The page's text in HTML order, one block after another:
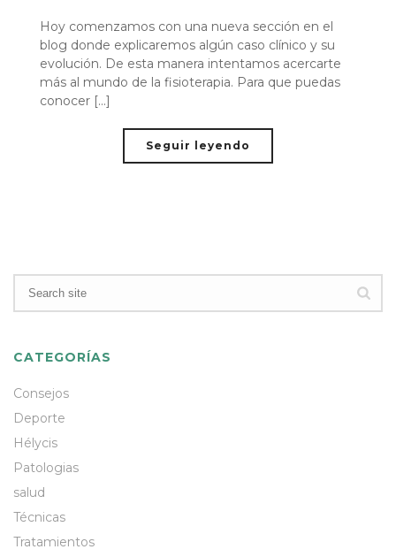
Hoy comenzamos con una nueva sección en el
blog donde explicaremos algún caso clínico y su
evolución. De esta manera intentamos acercarte
más al mundo de la fisioterapia. Para que puedas
conocer [...]
Seguir leyendo
CATEGORÍAS
Consejos
Deporte
Hélycis
Patologias
salud
Técnicas
Tratamientos